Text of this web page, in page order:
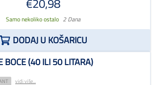
Samo nekoliko ostalo 2 Dana
DODAJ U KOŠARICU
BOCE (40 ILI 50 LITARA)
vidi više...